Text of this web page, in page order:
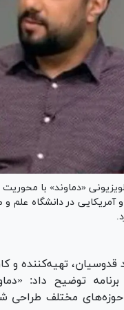
تلویزیونی «دماوند» با
در دانشگاه علم
تهیه‌کننده و
برنامه توضیح داد:
مختلف طراحی